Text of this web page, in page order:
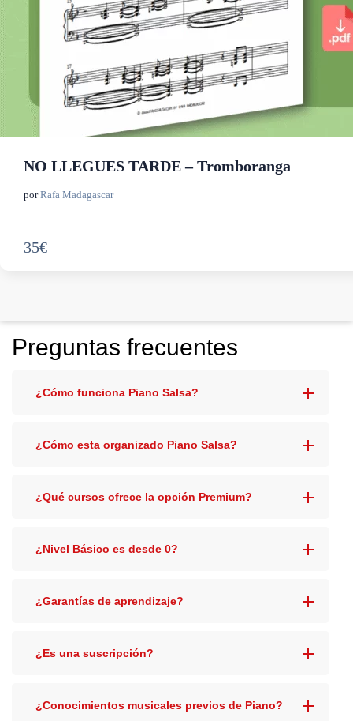
NO LLEGUES TARDE – Tromboranga
porRafa Madagascar
35€
Preguntas frecuentes
¿Cómo funciona Piano Salsa?
¿Cómo esta organizado Piano Salsa?
¿Qué cursos ofrece la opción Premium?
¿Nivel Básico es desde 0?
¿Garantías de aprendizaje?
¿Es una suscripción?
¿Conocimientos musicales previos de Piano?